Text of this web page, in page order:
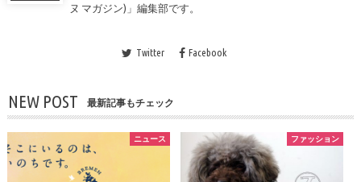
ヌ マガジン)」編集部です。
Twitter Facebook
NEW POST 最新記事もチェック
ニュース ファッション